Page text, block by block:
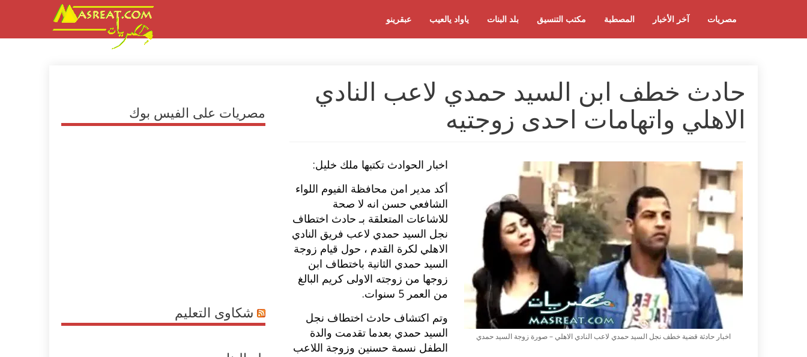
عبقرينو ياواد يالعيب بلد البنات مكتب التنسيق المصطبة آخر الأخبار مصريات
حادث خطف ابن السيد حمدي لاعب النادي
الاهلي واتهامات احدى زوجتيه
اخبار حادثة قضية خطف نجل السيد حمدي لاعب النادي الاهلي – صورة زوجة السيد حمدي
اخبار الحوادث تكتبها ملك خليل:
أكد مدير امن محافظة الفيوم اللواء
الشافعي حسن انه لا صحة
للاشاعات المتعلقة بـ حادث اختطاف
نجل السيد حمدي لاعب فريق النادي
الاهلي لكرة القدم ، حول قيام زوجة
السيد حمدي الثانية باختطاف ابن
زوجها من زوجته الاولى كريم البالغ
من العمر 5 سنوات.
وتم اكتشاف حادث اختطاف نجل
السيد حمدي بعدما تقدمت والدة
الطفل نسمة حسنين وزوجة اللاعب
مصريات على الفيس بوك
شكاوى التعليم